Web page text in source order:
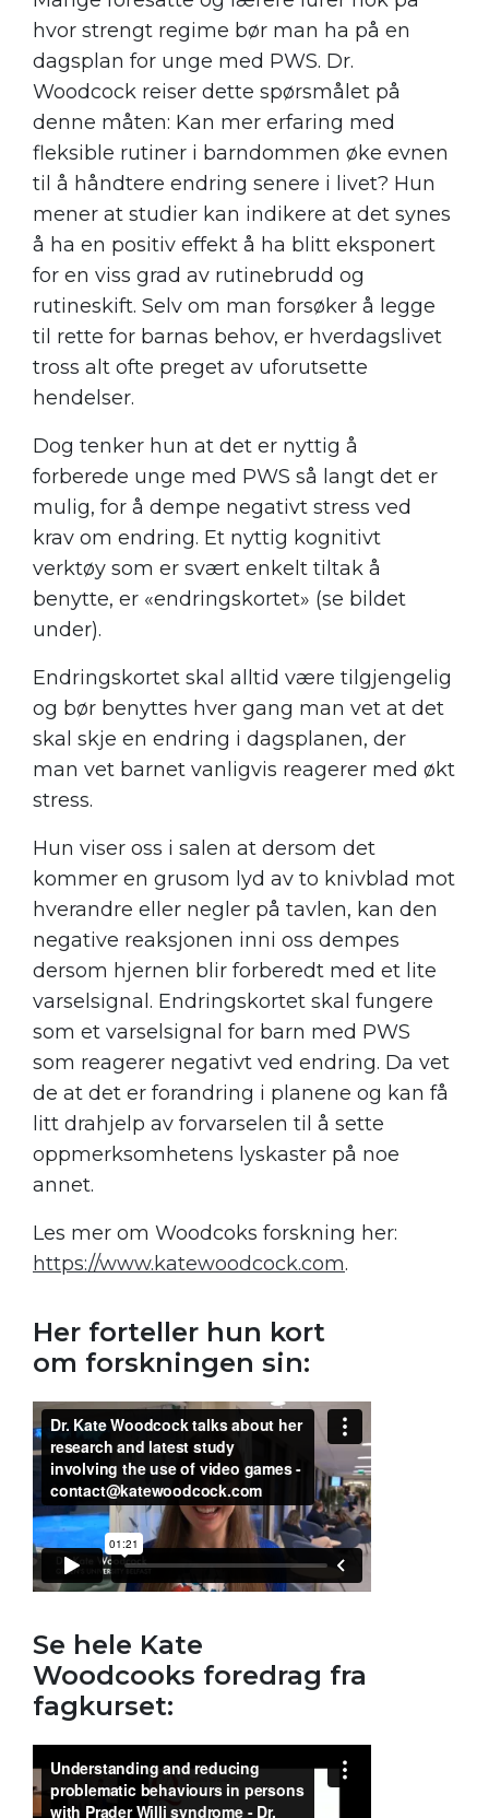
hvor strengt regime bør man ha på en
dagsplan for unge med PWS. Dr.
Woodcock reiser dette spørsmålet på
denne måten: Kan mer erfaring med
fleksible rutiner i barndommen øke evnen
til å håndtere endring senere i livet? Hun
mener at studier kan indikere at det synes
å ha en positiv effekt å ha blitt eksponert
for en viss grad av rutinebrudd og
rutineskift. Selv om man forsøker å legge
til rette for barnas behov, er hverdagslivet
tross alt ofte preget av uforutsette
hendelser.
Dog tenker hun at det er nyttig å
forberede unge med PWS så langt det er
mulig, for å dempe negativt stress ved
krav om endring. Et nyttig kognitivt
verktøy som er svært enkelt tiltak å
benytte, er «endringskortet» (se bildet
under).
Endringskortet skal alltid være tilgjengelig
og bør benyttes hver gang man vet at det
skal skje en endring i dagsplanen, der
man vet barnet vanligvis reagerer med økt
stress.
Hun viser oss i salen at dersom det
kommer en grusom lyd av to knivblad mot
hverandre eller negler på tavlen, kan den
negative reaksjonen inni oss dempes
dersom hjernen blir forberedt med et lite
varselsignal. Endringskortet skal fungere
som et varselsignal for barn med PWS
som reagerer negativt ved endring. Da vet
de at det er forandring i planene og kan få
litt drahjelp av forvarselen til å sette
oppmerksomhetens lyskaster på noe
annet.
Les mer om Woodcoks forskning her:
https://www.katewoodcock.com.
Her forteller hun kort
om forskningen sin:
Se hele Kate
Woodcooks foredrag fra
fagkurset: